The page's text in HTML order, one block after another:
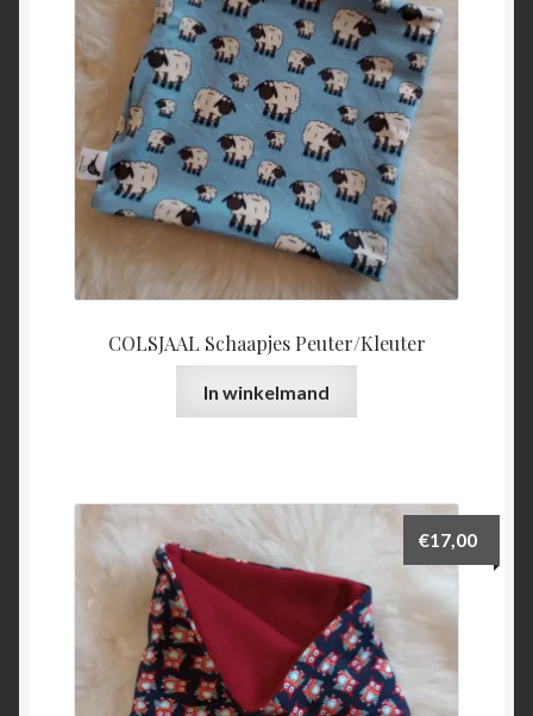
COLSJAAL Schaapjes Peuter/Kleuter
In winkelmand
€17,00